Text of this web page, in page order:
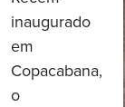
inaugurado
em
Copacabana,
o